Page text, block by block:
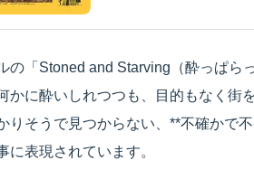
の「Stoned and Starving（酔っぱら
かに酔いしれつつも、目的もなく街
りそうで見つからない、**不確かで
に表現されています。